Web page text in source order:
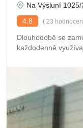
Na Výsluní
4,8
( 23
Dlouhodobě se
každodenně